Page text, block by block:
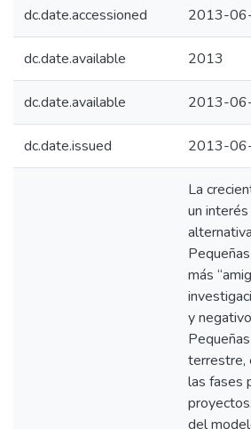
dc.date.accessioned 2013-
dc.date.available 2013
dc.date.available 2013-
dc.date.issued 2013-
La
un
más
y
terrestre,
las fases
del